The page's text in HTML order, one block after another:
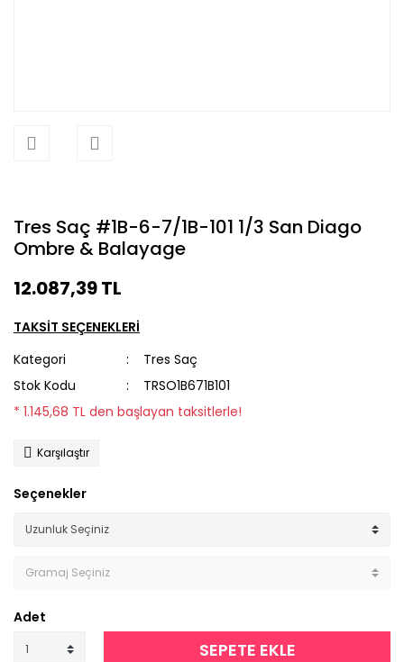
Tres Saç #1B-6-7/1B-101 1/3 San Diago
Ombre & Balayage
12.087,39 TL
TAKSİT SEÇENEKLERİ
Kategori
Tres Saç
Stok Kodu
TRSO1B671B101
* 1.145,68 TL den başlayan taksitlerle!
Karşılaştır
Seçenekler
Adet
SEPETE EKLE